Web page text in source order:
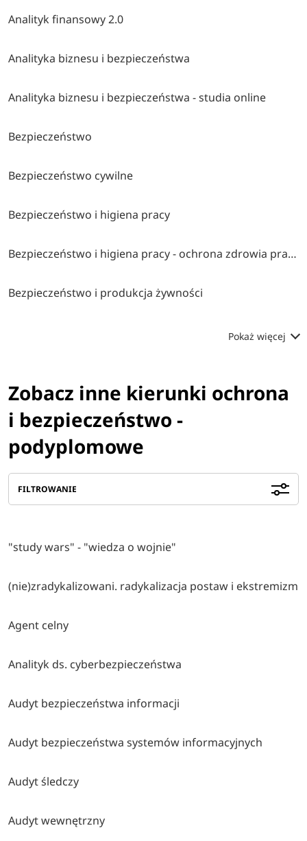
Analityk finansowy 2.0
Analityka biznesu i bezpieczeństwa
Analityka biznesu i bezpieczeństwa - studia online
Bezpieczeństwo
Bezpieczeństwo cywilne
Bezpieczeństwo i higiena pracy
Bezpieczeństwo i higiena pracy - ochrona zdrowia pracujących
Bezpieczeństwo i produkcja żywności
Pokaż więcej
Zobacz inne kierunki ochrona
i bezpieczeństwo -
podyplomowe
FILTROWANIE
"study wars" - "wiedza o wojnie"
(nie)zradykalizowani. radykalizacja postaw i ekstremizm
Agent celny
Analityk ds. cyberbezpieczeństwa
Audyt bezpieczeństwa informacji
Audyt bezpieczeństwa systemów informacyjnych
Audyt śledczy
Audyt wewnętrzny